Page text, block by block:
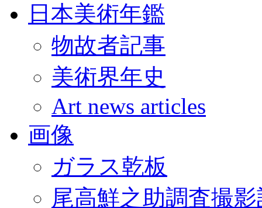
日本美術年鑑
物故者記事
美術界年史
Art news articles
画像
ガラス乾板
尾高鮮之助調査撮